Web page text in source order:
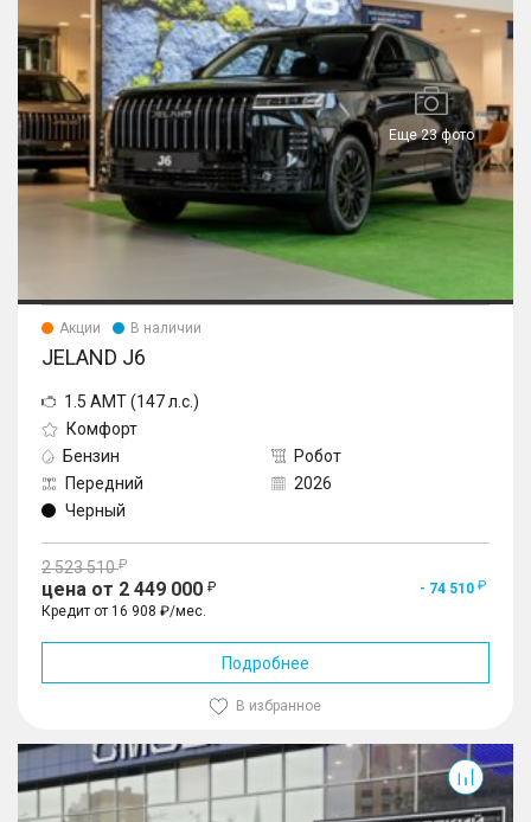
Еще 23 фото
Акции В наличии
JELAND J6
1.5 AMT (147 л.с.)
Комфорт
Бензин
Робот
Передний
2026
Черный
2 523 510
цена от 2 449 000
- 74 510
Кредит от 16 908 ₽/мес.
Подробнее
В избранное
J6